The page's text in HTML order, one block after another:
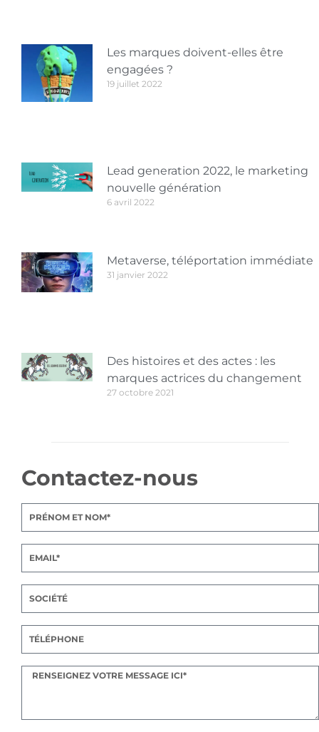
Les marques doivent-elles être
engagées ?
19 juillet 2022
Lead generation 2022, le marketing
nouvelle génération
6 avril 2022
Metaverse, téléportation immédiate
31 janvier 2022
Des histoires et des actes : les
marques actrices du changement
27 octobre 2021
Contactez-nous